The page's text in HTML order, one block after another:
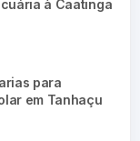
à Caatinga
para
em Tanhaçu